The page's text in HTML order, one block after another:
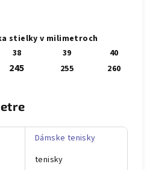
stielky v milimetroch
38 39
40
245 255 260
Dámske tenisky
tenisky